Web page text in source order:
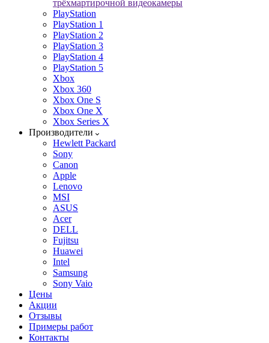
трёхмартирочной видеокамеры
PlayStation
PlayStation 1
PlayStation 2
PlayStation 3
PlayStation 4
PlayStation 5
Xbox
Xbox 360
Xbox One S
Xbox One X
Xbox Series X
Производители
Hewlett Packard
Sony
Canon
Apple
Lenovo
MSI
ASUS
Acer
DELL
Fujitsu
Huawei
Intel
Samsung
Sony Vaio
Цены
Акции
Отзывы
Примеры работ
Контакты